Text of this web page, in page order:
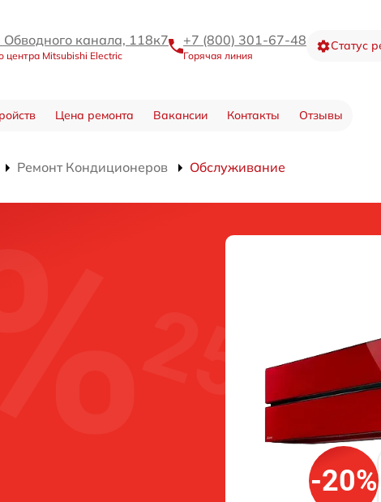
канала, 118к7
центра Mitsubishi Electric
+7 (800) 301-67-48
Горячая линия
Статус
Цена ремонта Вакансии Контакты Отзывы
Ремонт Кондиционеров Обслуживание
-20%